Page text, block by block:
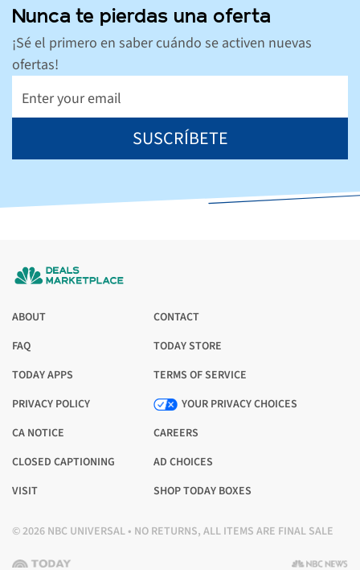
Nunca te pierdas una oferta
¡Sé el primero en saber cuándo se activen nuevas
ofertas!
SUSCRÍBETE
ABOUT
CONTACT
FAQ
TODAY STORE
OPENS
IN
NEW
TODAY APPS
OPENS
IN
NEW
TERMS OF SERVICE
OPENS
IN
NEW
PRIVACY POLICY
OPENS
IN
NEW
YOUR PRIVACY CHOICES
CA NOTICE
OPENS
IN
NEW
CAREERS
OPENS
IN
NEW
CLOSED CAPTIONING
OPENS
IN
TAB
AD CHOICES
OPENS
IN
TAB
VISIT
OPENS
A
TAB
SHOP TODAY BOXES
© 2026 NBC UNIVERSAL • NO RETURNS, ALL ITEMS ARE FINAL SALE